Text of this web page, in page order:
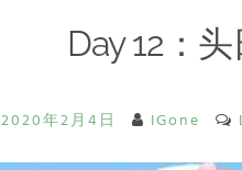
Day 12：
2020年2月4日 IGone